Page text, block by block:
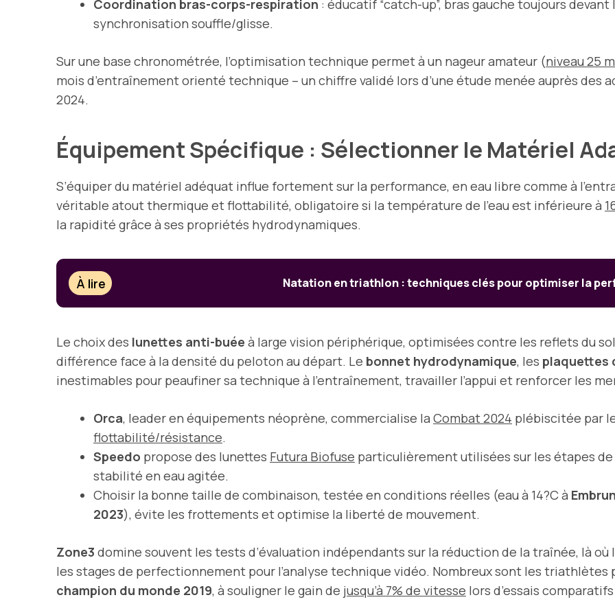
Coordination bras-corps-respiration : éducatif “catch-up”, bras gauche toujours
synchronisation souffle/glisse.
Sur une base chronométrée, l’optimisation technique permet à un nageur amateur (niveau 25
mois d’entraînement orienté technique – un chiffre validé lors d’une étude menée auprès des
2024.
Équipement Spécifique : Sélectionner le Matériel
S’équiper du matériel adéquat influe fortement sur la performance, en eau libre comme à
véritable atout thermique et flottabilité, obligatoire si la température de l’eau est inférieure à
la rapidité grâce à ses propriétés hydrodynamiques.
À lire Natation en triathlon : techniques clés pour optimiser la
Le choix des lunettes anti-buée à large vision périphérique, optimisées contre les reflets du
différence face à la densité du peloton au départ. Le bonnet hydrodynamique, les plaquettes
inestimables pour peaufiner sa technique à l’entraînement, travailler l’appui et renforcer les
Orca, leader en équipements néoprène, commercialise la Combat 2024 plébiscitée par
flottabilité/résistance.
Speedo propose des lunettes Futura Biofuse particulièrement utilisées sur les étapes
stabilité en eau agitée.
Choisir la bonne taille de combinaison, testée en conditions réelles (eau à 14?C à
2023), évite les frottements et optimise la liberté de mouvement.
Zone3 domine souvent les tests d’évaluation indépendants sur la réduction de la traînée, là où
les stages de perfectionnement pour l’analyse technique vidéo. Nombreux sont les
champion du monde 2019, à souligner le gain de jusqu’à 7% de vitesse lors d’essais